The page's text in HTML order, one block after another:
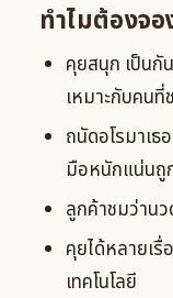
ทำไมต้องจอ
คุยสนุก เป็นกั
เหมาะกับคน
ถนัดอโรมาเ
มือหนักแน่นถู
ลูกค้าชมว่านว
คุยได้หลายเรื่
เทคโนโลยี